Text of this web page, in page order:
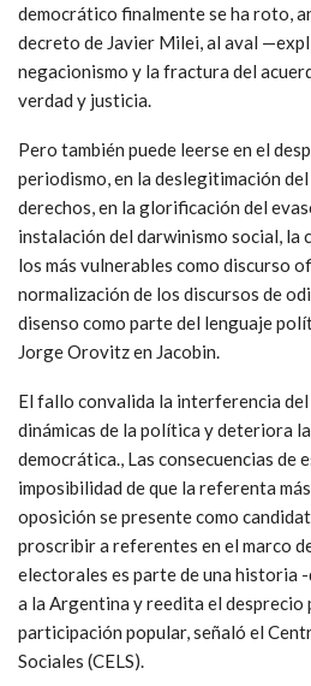
democrático finalmente se ha roto,
decreto de Javier Milei, al aval
negacionismo y la fractura del
verdad y justicia.
Pero también puede leerse en el
periodismo, en la deslegitimación
derechos, en la glorificación del
instalación del darwinismo social, la
los más vulnerables como discurso
normalización de los discursos de
disenso como parte del lenguaje
Jorge Orovitz en Jacobin.
El fallo convalida la interferencia
dinámicas de la política y deteriora
democrática., Las consecuencias de
imposibilidad de que la referenta
oposición se presente como
proscribir a referentes en el marco
electorales es parte de una historia
a la Argentina y reedita el
participación popular, señaló el
Sociales (CELS).